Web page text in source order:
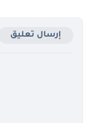
إرسال تعليق